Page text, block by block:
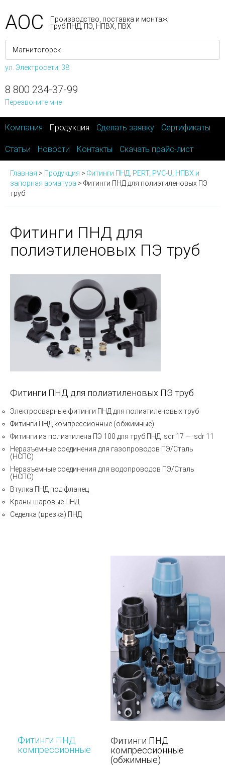
АОС
Производство, поставка и монтаж
труб ПНД, ПЭ, НПВХ, ПВХ
ул. Электросети, 38
8 800 234-37-99
Перезвоните мне
Компания Продукция Сделать заявку Сертификаты
Статьи Новости Контакты Скачать прайс-лист
Главная > Продукция > Фитинги ПНД, PERT, PVC-U, НПВХ и
запорная арматура > Фитинги ПНД для полиэтиленовых ПЭ
труб
Фитинги ПНД для
полиэтиленовых ПЭ труб
Фитинги ПНД для полиэтиленовых ПЭ труб
Электросварные фитинги ПНД для полиэтиленовых труб
Фитинги ПНД компрессионные (обжимные)
Фитинги из полиэтилена ПЭ 100 для труб ПНД sdr 17 ― sdr 11
Неразъемные соединения для газопроводов ПЭ/Сталь
(НСПС)
Неразъемные соединения для водопроводов ПЭ/Сталь
(НСПС)
Втулка ПНД под фланец
Краны шаровые ПНД
Седелка (врезка) ПНД
Фитинги ПНД
компрессионные
Фитинги ПНД
компрессионные
(обжимные)